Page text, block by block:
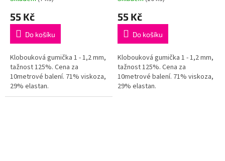
55 Kč
Do košíku
Klobouková gumička 1 - 1,2 mm,
tažnost 125%. Cena za
10metrové balení. 71% viskoza,
29% elastan.
55 Kč
Do košíku
Klobouková gumička 1 - 1,2 mm,
tažnost 125%. Cena za
10metrové balení. 71% viskoza,
29% elastan.